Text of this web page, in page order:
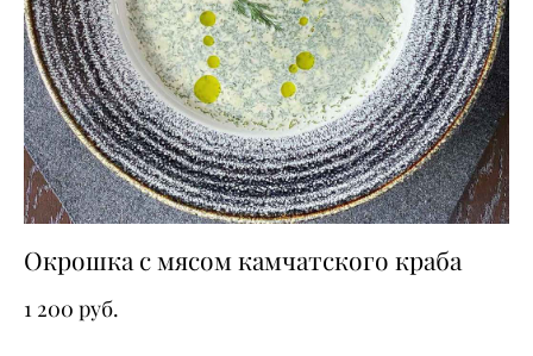
Окрошка с мясом камчатского краба
1 200 pуб.